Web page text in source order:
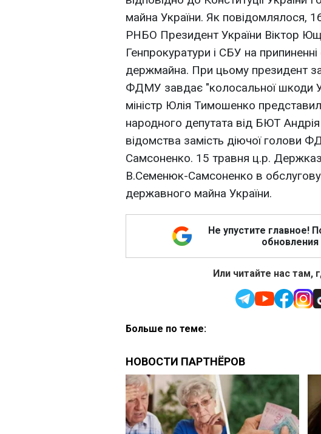
майна України. Як повідомлялося,
РНБО Президент України Віктор
Генпрокуратури і СБУ на
держмайна. При цьому президент
ФДМУ завдає "колосальної шкоди
міністр Юлія Тимошенко
народного депутата від БЮТ
відомства замість діючої голови
Самсоненко. 15 травня ц.р.
В.Семенюк-Самсоненко в
державного майна України.
Не упустите главное!
обновления
Или читайте нас там,
Больше по теме: